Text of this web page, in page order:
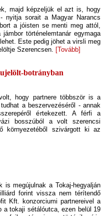
majd képzeljük el azt is, hogy
nyitja sorait a Magyar Narancs
a jóisten se menti meg attól,
történelemtanár egymaga
Este pedig jöhet a virsli meg
Szerencsen. [Tovább]
botrányban
hogy partnere többször is a
a beszervezéséről - annak
értekezett. A férfi a
bosszúból a volt szerencsi
környezetéből szivárgott ki az
is megújulnak a Tokaj-hegyalján
forint vissza nem térítendő
Kft. konzorciumi partnereivel a
a tokaji sétálóutca, ezen belül 19